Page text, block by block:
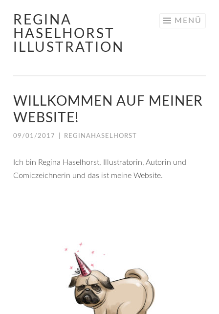
Springe
zum
REGINA
HASELHORST
ILLUSTRATION
MENÜ
WILLKOMMEN AUF MEINER
WEBSITE!
09/01/2017 REGINAHASELHORST
Ich bin Regina Haselhorst, Illustratorin, Autorin und
Comiczeichnerin und das ist meine Website.